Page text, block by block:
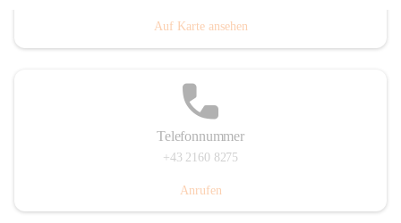
Auf Karte ansehen
Telefonnummer
+43 2160 8275
Anrufen